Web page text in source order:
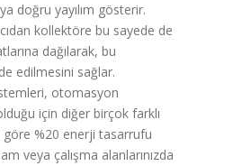
doğru yayılım gösterir.
kollektöre bu sayede de
dağılarak, bu
edilmesini sağlar.
otomasyon
için diğer birçok farklı
göre %20 enerji tasarrufu
veya çalışma alanlarınızda